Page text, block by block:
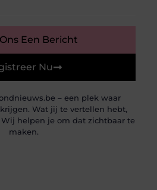
Een Bericht
Nu
– een plek waar
Wat jij te vertellen hebt,
helpen je om dat zichtbaar te
maken.